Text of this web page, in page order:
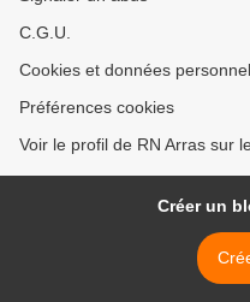
C.G.U.
Cookies et données
Préférences cookies
Voir le profil de RN Arras sur
Créer un